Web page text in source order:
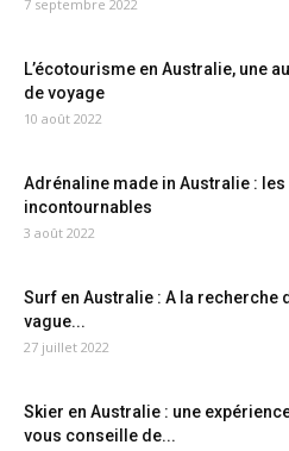
7 septembre 2022
L’écotourisme en Australie, une
de voyage
10 août 2022
Adrénaline made in Australie :
incontournables
3 août 2022
Surf en Australie : A la recherche
vague...
27 juillet 2022
Skier en Australie : une
vous conseille de...